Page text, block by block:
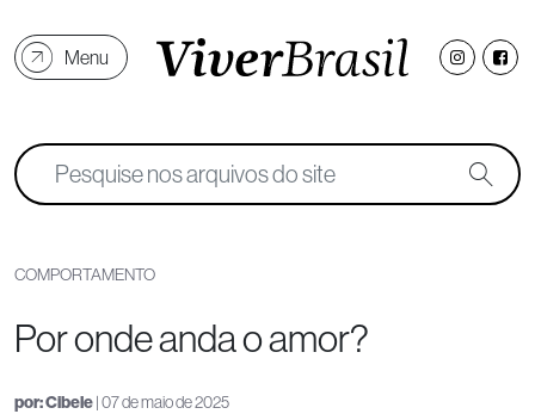
Menu
COMPORTAMENTO
Por onde anda o amor?
por:Cibele| 07 de maio de 2025